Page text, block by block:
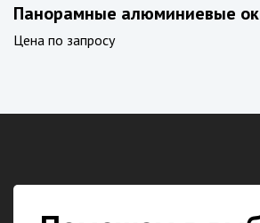
Панорамные алюминиевые
Цена по запросу